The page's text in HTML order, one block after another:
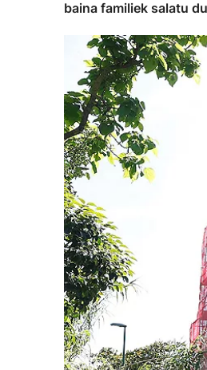
baina familiek salatu